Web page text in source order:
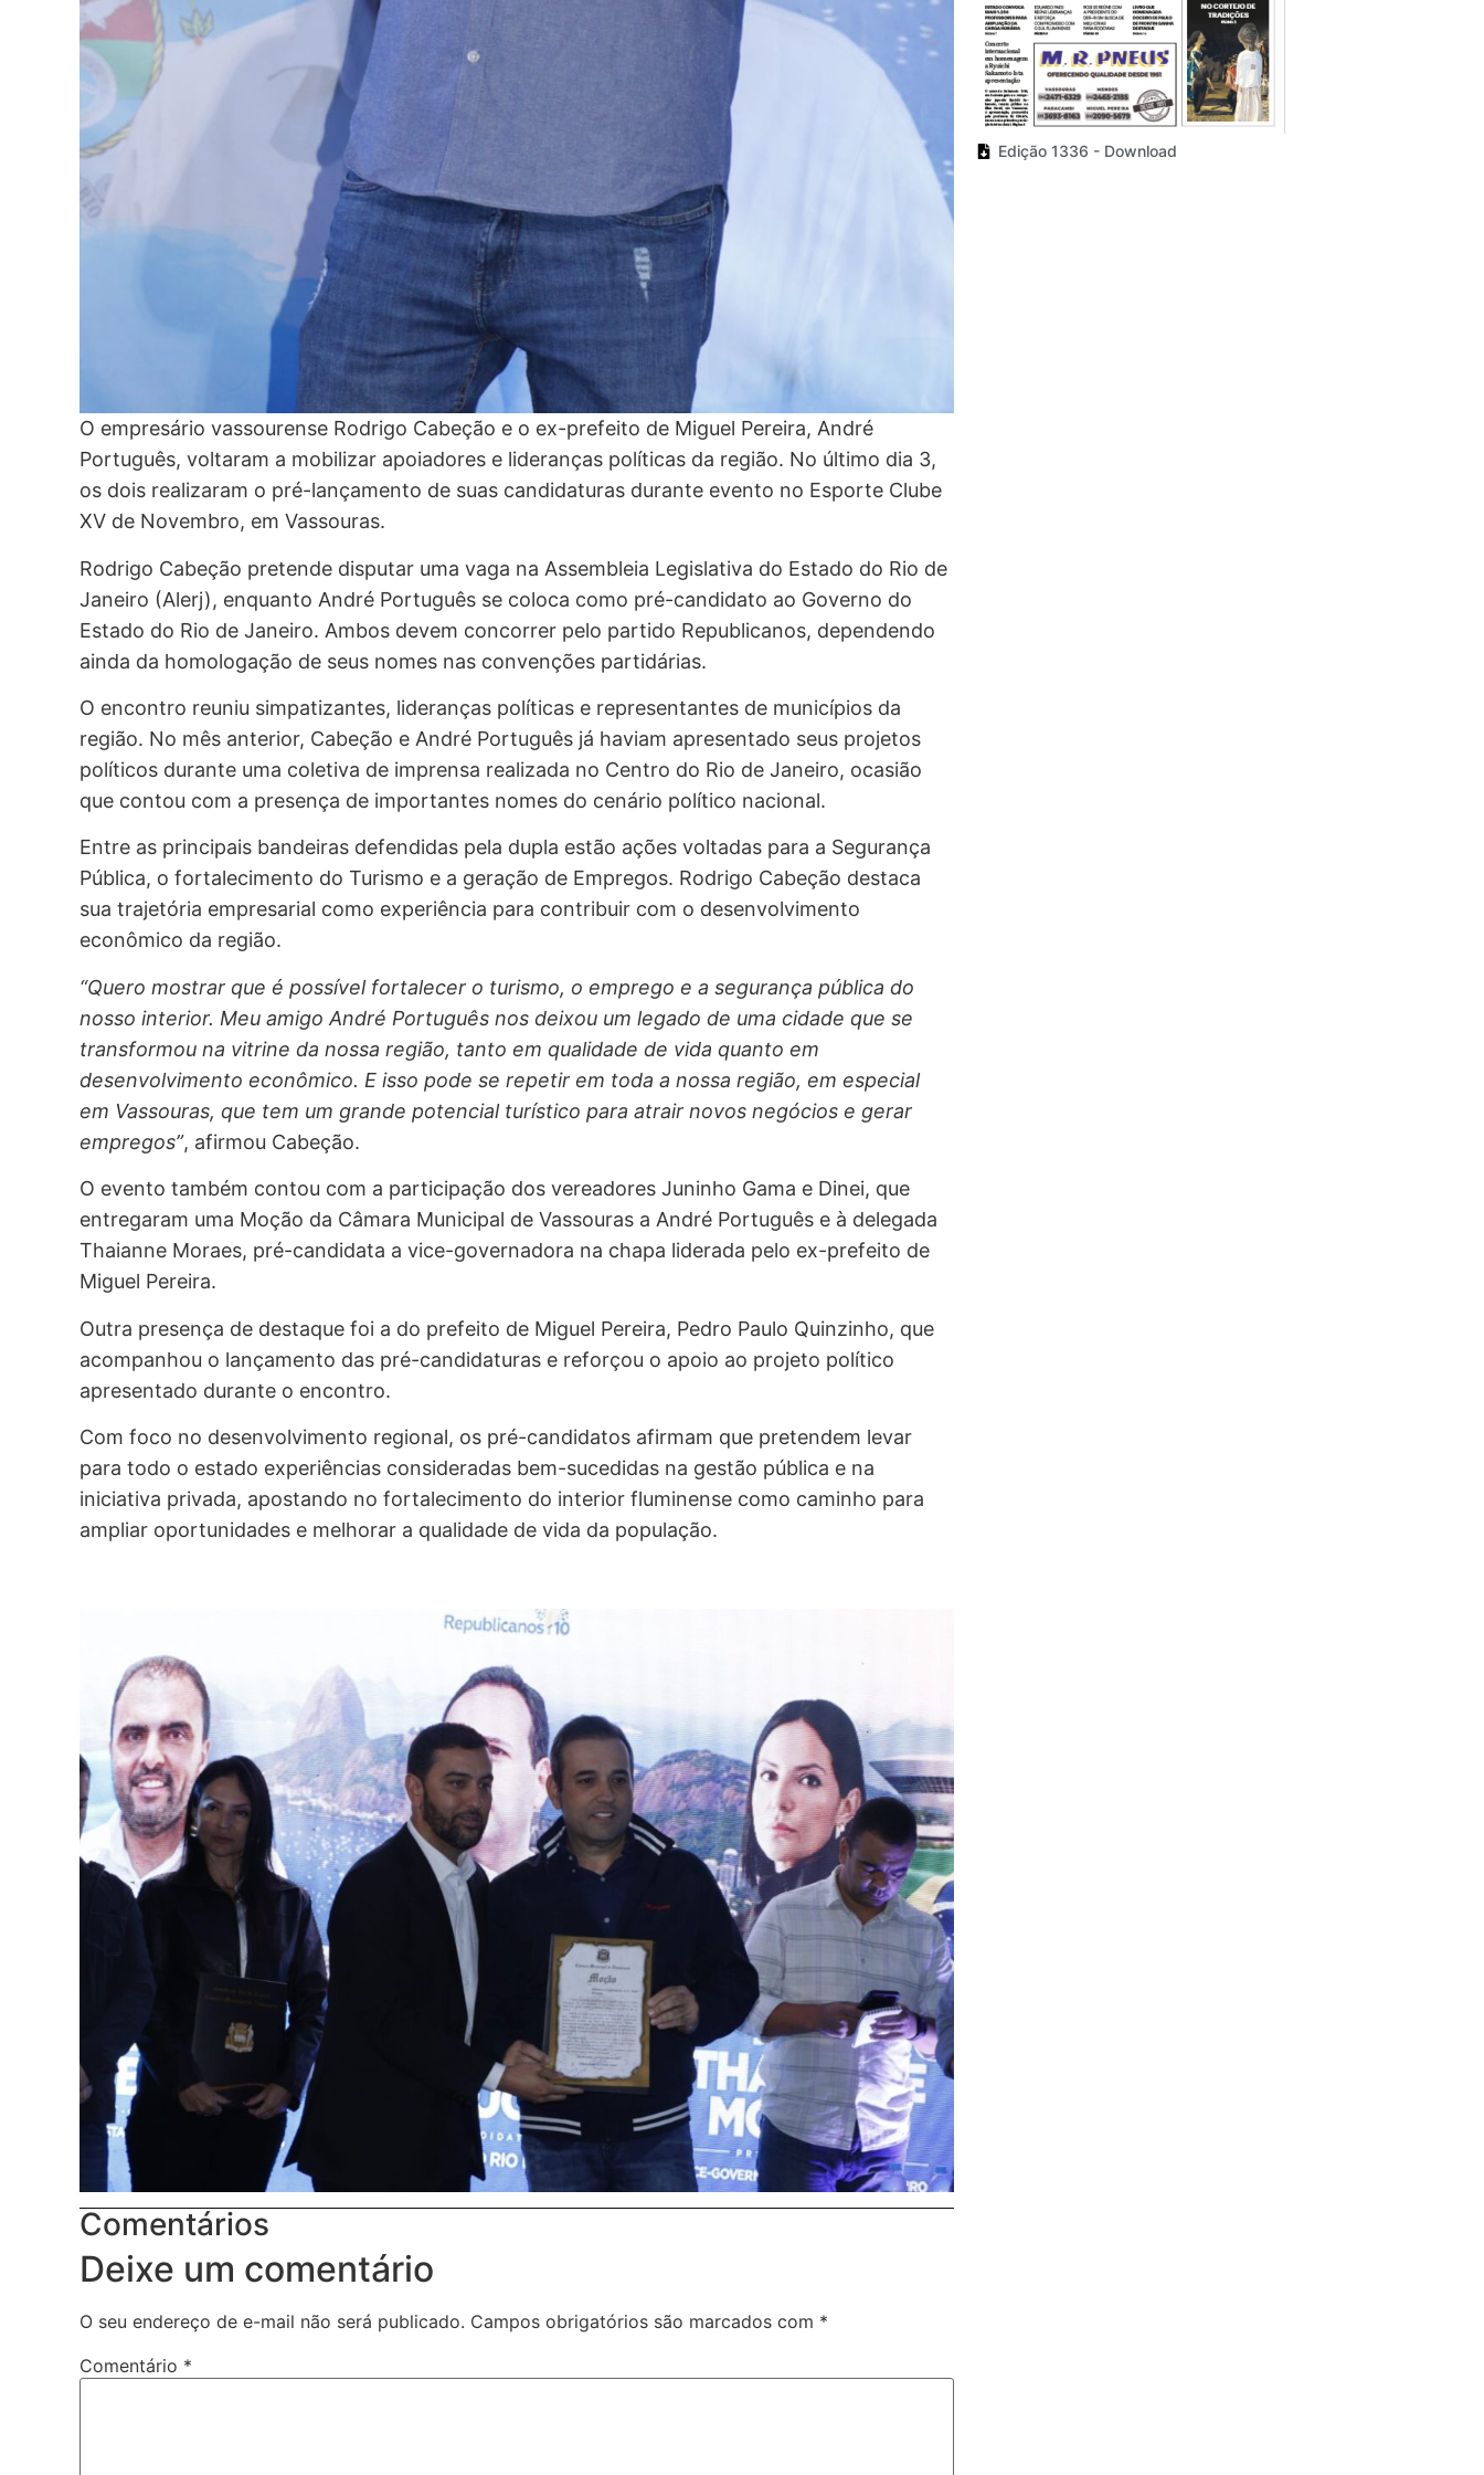
O empresário vassourense Rodrigo Cabeção e o ex-prefeito de Miguel Pereira, André
Português, voltaram a mobilizar apoiadores e lideranças políticas da região. No último dia 3,
os dois realizaram o pré-lançamento de suas candidaturas durante evento no Esporte Clube
XV de Novembro, em Vassouras.
Rodrigo Cabeção pretende disputar uma vaga na Assembleia Legislativa do Estado do Rio de
Janeiro (Alerj), enquanto André Português se coloca como pré-candidato ao Governo do
Estado do Rio de Janeiro. Ambos devem concorrer pelo partido Republicanos, dependendo
ainda da homologação de seus nomes nas convenções partidárias.
O encontro reuniu simpatizantes, lideranças políticas e representantes de municípios da
região. No mês anterior, Cabeção e André Português já haviam apresentado seus projetos
políticos durante uma coletiva de imprensa realizada no Centro do Rio de Janeiro, ocasião
que contou com a presença de importantes nomes do cenário político nacional.
Entre as principais bandeiras defendidas pela dupla estão ações voltadas para a Segurança
Pública, o fortalecimento do Turismo e a geração de Empregos. Rodrigo Cabeção destaca
sua trajetória empresarial como experiência para contribuir com o desenvolvimento
econômico da região.
“Quero mostrar que é possível fortalecer o turismo, o emprego e a segurança pública do
nosso interior. Meu amigo André Português nos deixou um legado de uma cidade que se
transformou na vitrine da nossa região, tanto em qualidade de vida quanto em
desenvolvimento econômico. E isso pode se repetir em toda a nossa região, em especial
em Vassouras, que tem um grande potencial turístico para atrair novos negócios e gerar
empregos”, afirmou Cabeção.
O evento também contou com a participação dos vereadores Juninho Gama e Dinei, que
entregaram uma Moção da Câmara Municipal de Vassouras a André Português e à delegada
Thaianne Moraes, pré-candidata a vice-governadora na chapa liderada pelo ex-prefeito de
Miguel Pereira.
Outra presença de destaque foi a do prefeito de Miguel Pereira, Pedro Paulo Quinzinho, que
acompanhou o lançamento das pré-candidaturas e reforçou o apoio ao projeto político
apresentado durante o encontro.
Com foco no desenvolvimento regional, os pré-candidatos afirmam que pretendem levar
para todo o estado experiências consideradas bem-sucedidas na gestão pública e na
iniciativa privada, apostando no fortalecimento do interior fluminense como caminho para
ampliar oportunidades e melhorar a qualidade de vida da população.
Comentários
Deixe um comentário
O seu endereço de e-mail não será publicado. Campos obrigatórios são marcados com *
Comentário *
Edição 1336 - Download